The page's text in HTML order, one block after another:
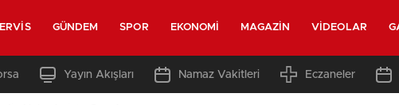
GÜNDEM SPOR EKONOMI MAGAZIN VIDEOLAR
Yayın Akışları Namaz Vakitleri Eczaneler